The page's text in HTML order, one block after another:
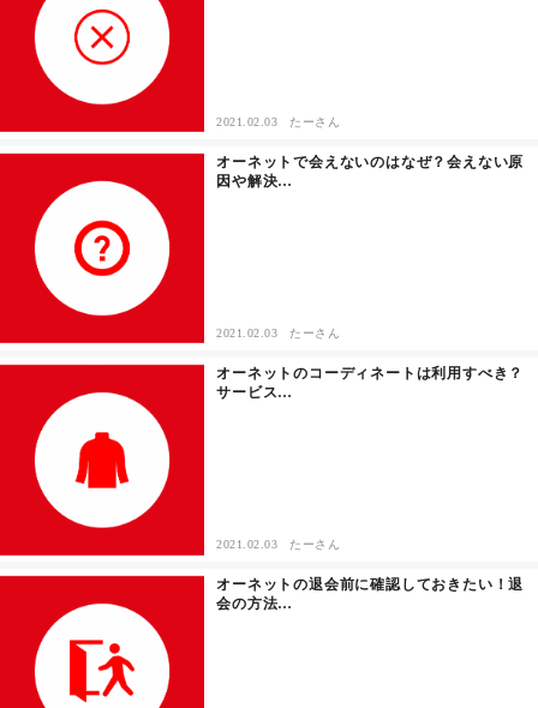
2021.02.03 たーさん
オーネットで会えないのはなぜ？会えない原
因や解決…
2021.02.03 たーさん
オーネットのコーディネートは利用すべき？
サービス…
2021.02.03 たーさん
オーネットの退会前に確認しておきたい！退
会の方法…